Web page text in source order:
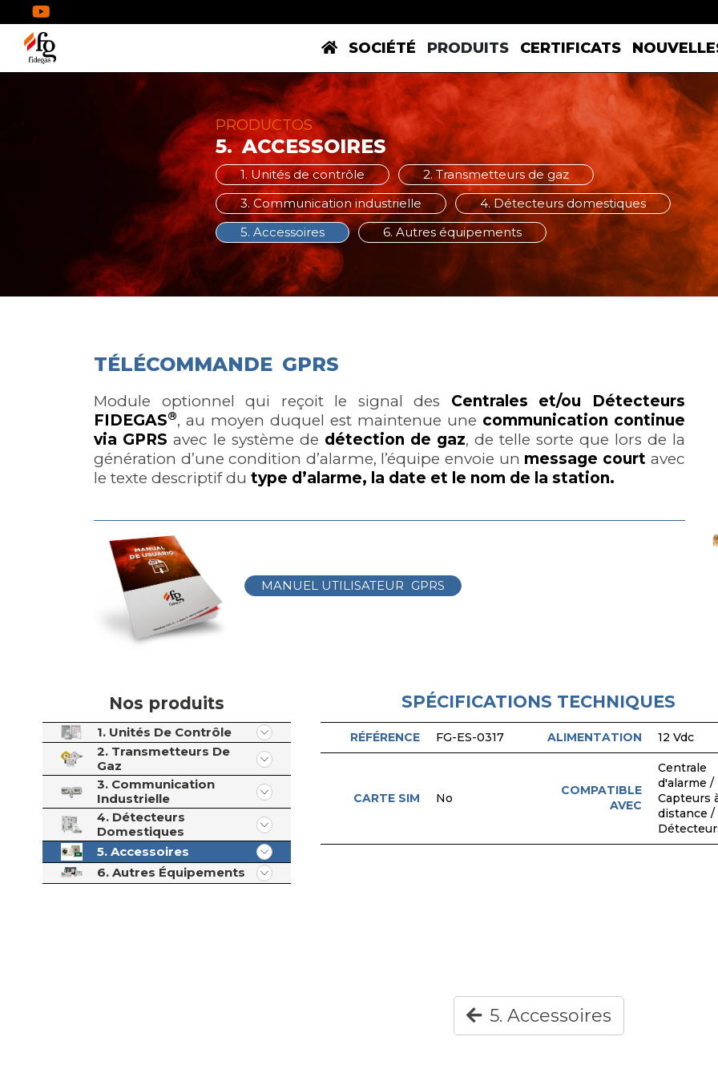
SOCIÉTÉ PRODUITS CERTIFICATS
PRODUCTOS
5.ACCESSOIRES
1. Unités de contrôle
2. Transmetteurs de gaz
3. Communication industrielle
4. Détecteurs domestiques
5. Accessoires
6. Autres équipements
TÉLÉCOMMANDE GPRS
Module optionnel qui reçoit le signal des Centrales et/ou Détecteurs
FIDEGAS®, au moyen duquel est maintenue une communication continue
via GPRS avec le système de détection de gaz, de telle sorte que lors de la
génération d’une condition d’alarme, l’équipe envoie un message court avec
le texte descriptif du type d’alarme, la date et le nom de la station.
MANUEL UTILISATEUR GPRS
Nos produits
1. Unités De Contrôle
2. Transmetteurs De
Gaz
3. Communication
Industrielle
4. Détecteurs
Domestiques
5. Accessoires
6. Autres Équipements
SPÉCIFICATIONS TECHNIQUES
RÉFÉRENCE FG-ES-0317 ALIMENTATION 12 Vdc
CARTE SIM No
COMPATIBLE
AVEC
Centrale
d'alarme /
Capteurs
distance /
5. Accessoires